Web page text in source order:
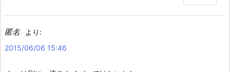
匿名
より:
2015/06/06 15:46